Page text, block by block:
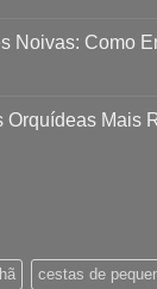
Noivas: Como
Orquídeas Mais
cestas de